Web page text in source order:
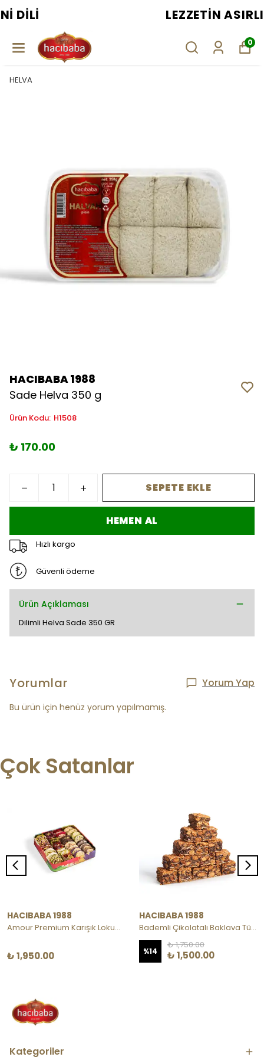
LEZZETIN ASIRLIK USTASI
0
HELVA
HACIBABA 1988
Sade Helva 350 g
Ürün Kodu: H1508
₺ 170.00
SEPETE EKLE
HEMEN AL
Hızlı kargo
Güvenli ödeme
Ürün Açıklaması
Dilimli Helva Sade 350 GR
Yorumlar Yorum Yap
Bu ürün için henüz yorum yapılmamış.
Çok Satanlar
HACIBABA 1988
Amour Premium Karışık Lokum - Metal Kutu
₺ 1,950.00
HACIBABA 1988
Bademli Çikolatalı Baklava Türk Lokumu
%14
₺ 1,750.00
₺ 1,500.00
Kategoriler